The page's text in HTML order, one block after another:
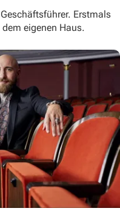
Erstmals
eigenen Haus.